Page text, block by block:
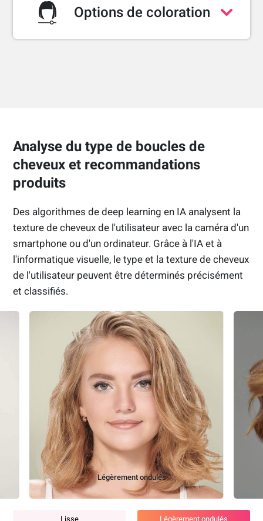
Muticolore
Options de coloration
Analyse du type de boucles de
cheveux et recommandations
produits
Des algorithmes de deep learning en IA analysent la
texture de cheveux de l'utilisateur avec la caméra d'un
smartphone ou d'un ordinateur. Grâce à l'IA et à
l'informatique visuelle, le type et la texture de cheveux
de l'utilisateur peuvent être déterminés précisément
et classifiés.
Moyennement ondulés
Lisse Légèrement ondulés